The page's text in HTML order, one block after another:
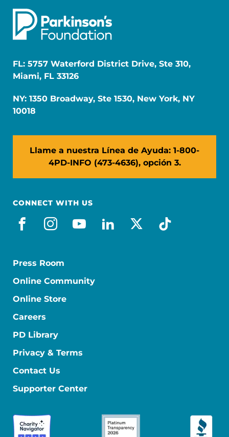
FL: 5757 Waterford District Drive, Ste 310,
Miami, FL 33126
NY: 1350 Broadway, Ste 1530, New York, NY
10018
Llame a nuestra Línea de Ayuda: 1-800-
4PD-INFO (473-4636), opción 3.
CONNECT WITH US
facebook_es
instagram
youtube
linkedin
x-socialtiktok
Press Room
Online Community
Online Store
Careers
PD Library
Privacy & Terms
Contact Us
Supporter Center